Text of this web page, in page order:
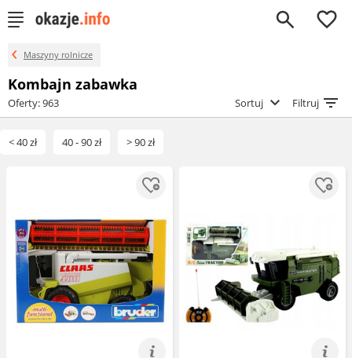
0
Maszyny rolnicze
Kombajn zabawka
Oferty: 963 Sortuj Filtruj
< 40 zł 40 - 90 zł > 90 zł